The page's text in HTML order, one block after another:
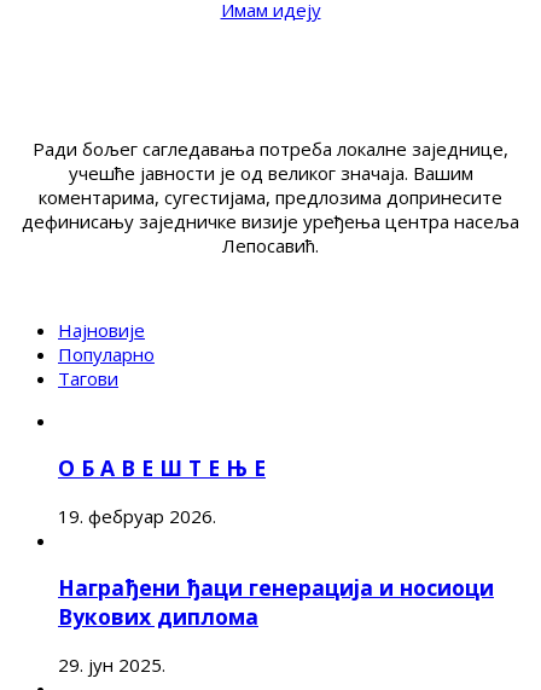
Имам идеју
Ради бољег сагледавања потреба локалне заједнице,
учешће јавности је од великог значаја. Вашим
коментарима, сугестијама, предлозима допринесите
дефинисању заједничке визије уређења центра насеља
Лепосавић.
Најновије
Популарно
Тагови
О Б А В Е Ш Т Е Њ Е
19. фебруар 2026.
Награђени ђаци генерација и носиоци
Вукових диплома
29. јун 2025.